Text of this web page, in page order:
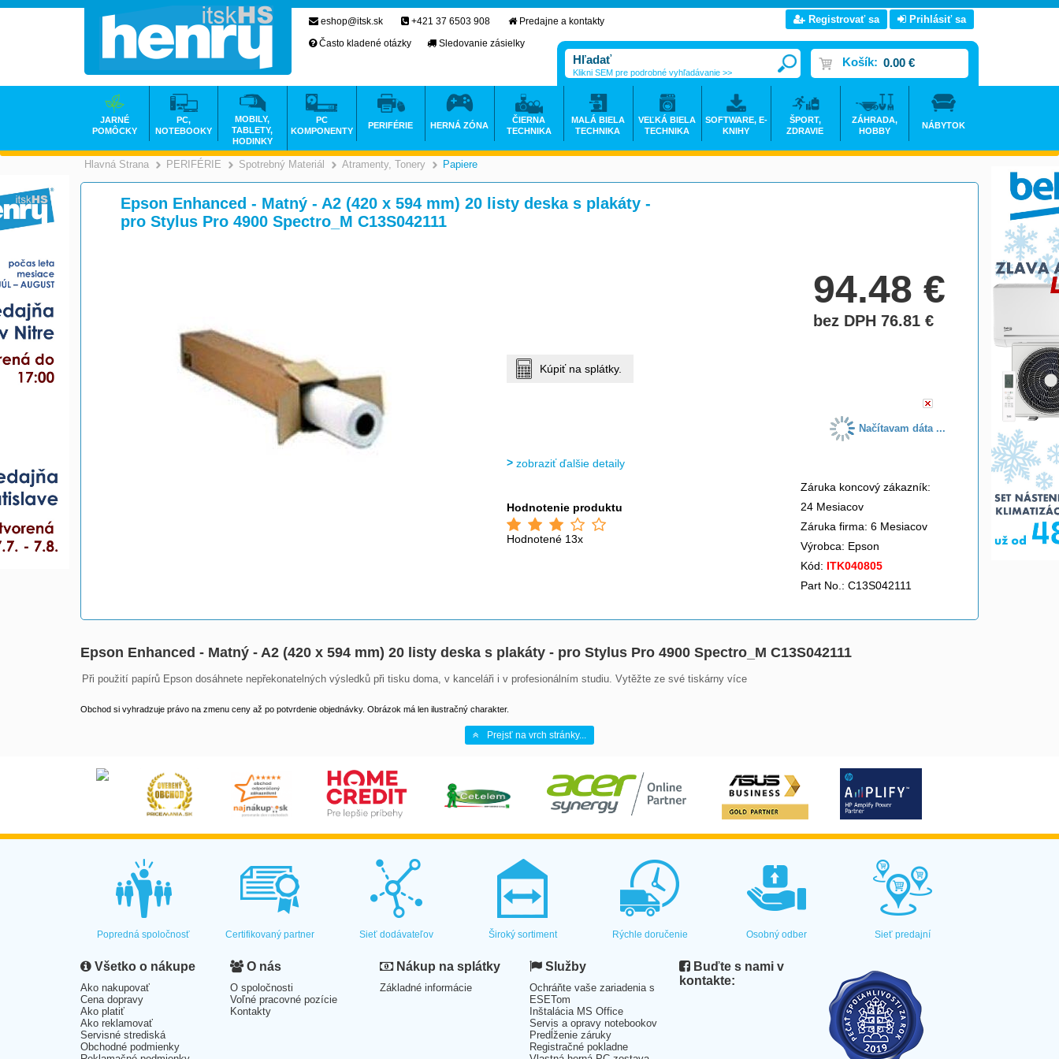
Hlavná Strana >
PERIFÉRIE >
Spotrebný Materiál >
Atramenty, Tonery >
Papiere
Epson Enhanced - Matný - A2 (420 x 594 mm) 20 listy deska s plakáty -
pro Stylus Pro 4900 Spectro_M C13S042111
94.48€
bez DPH 76.81€
Kúpiť na splátky.
Načítavam dáta ...
zobraziť ďalšie detaily
Hodnotenie produktu
Hodnotené 13x
Záruka koncový zákazník:
24 Mesiacov
Záruka firma: 6 Mesiacov
Výrobca: Epson
Kód: ITK040805
Part No.: C13S042111
Epson Enhanced - Matný - A2 (420 x 594 mm) 20 listy deska s plakáty - pro Stylus Pro 4900 Spectro_M C13S042111
Při použití papírů Epson dosáhnete nepřekonatelných výsledků při tisku doma, v kanceláři i v profesionálním studiu. Vytěžte ze své tiskárny více
Obchod si vyhradzuje právo na zmenu ceny až po potvrdenie objednávky. Obrázok má len ilustračný charakter.
Prejsť na vrch stránky...
eshop@itsk.sk +421 37 6503 908
Predajne a kontakty
Často kladené otázky
Sledovanie zásielky
Registrovať sa Prihlásiť sa
Košík: 0.00 €
Klikni SEM pre podrobné vyhľadávanie >>
JARNÉ
POMÔCKY
PC,
NOTEBOOKY
MOBILY,
TABLETY,
HODINKY
PC
KOMPONENTY
PERIFÉRIE HERNÁ ZÓNA
ČIERNA
TECHNIKA
MALÁ BIELA
TECHNIKA
VEĽKÁ BIELA
TECHNIKA
SOFTWARE, E-
KNIHY
ŠPORT,
ZDRAVIE
ZÁHRADA,
HOBBY
NÁBYTOK
Popredná spoločnosť Certifikovaný partner Sieť dodávateľov Široký sortiment Rýchle doručenie Osobný odber Sieť predajní
Všetko o nákupe
Ako nakupovať
Cena dopravy
Ako platiť
Ako reklamovať
Servisné strediská
Obchodné podmienky
O nás
O spoločnosti
Voľné pracovné pozície
Kontakty
Nákup na splátky
Základné informácie
Služby
Ochráňte vaše zariadenia s
ESETom
Inštalácia MS Office
Servis a opravy notebookov
Predĺženie záruky
Registračné pokladne
Buďte s nami v
kontakte: